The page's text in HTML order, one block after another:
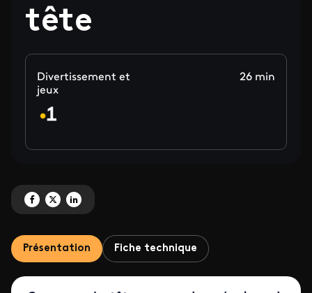
tête
Divertissement et
jeux
26 min
Partagez 'Casse pas la tête' sur Facebook
Partagez 'Casse pas la tête' sur X
Partagez 'Casse pas la tête' sur LinkedIn
Présentation Fiche technique